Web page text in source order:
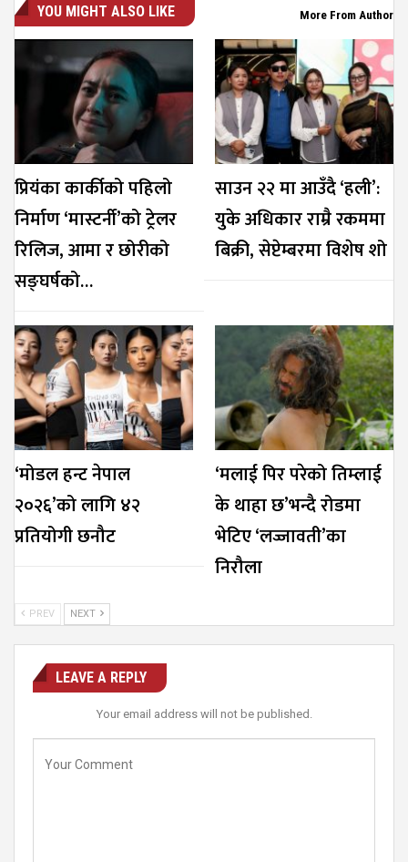
YOU MIGHT ALSO LIKE More From Author
प्रियंका कार्कीको पहिलो
निर्माण ‘मास्टर्नी’को ट्रेलर
रिलिज, आमा र छोरीको
सङ्घर्षको…
साउन २२ मा आउँदै ‘हली’:
युके अधिकार राम्रै रकममा
बिक्री, सेप्टेम्बरमा विशेष शो
‘मोडल हन्ट नेपाल
२०२६’को लागि ४२
प्रतियोगी छनौट
‘मलाई पिर परेको तिम्लाई
के थाहा छ’भन्दै रोडमा
भेटिए ‘लज्जावती’का
निरौला
PREV NEXT
LEAVE A REPLY
Your email address will not be published.